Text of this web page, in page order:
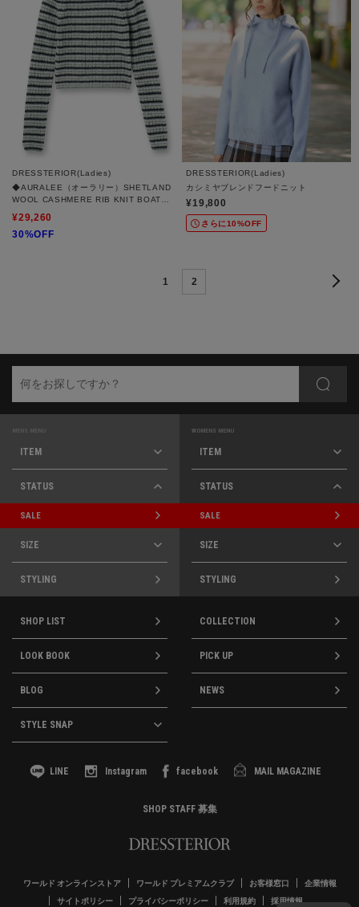
DRESSTERIOR(Ladies)
◆AURALEE（オーラリー）SHETLAND
WOOL CASHMERE RIB KNIT BOAT－
¥29,260
30%OFF
DRESSTERIOR(Ladies)
カシミヤブレンドフードニット
¥19,800
さらに10%OFF
1 2
MENS MENU
ITEM
STATUS
SALE
SIZE
STYLING
WOMENS MENU
ITEM
STATUS
SALE
SIZE
STYLING
SHOP LIST COLLECTION
LOOK BOOK PICK UP
BLOG NEWS
STYLE SNAP
LINE Instagram facebook MAIL MAGAZINE
SHOP STAFF 募集
ワールド オンラインストア ワールド プレミアムクラブ お客様窓口
企業情報
サイトポリシー
プライバシーポリシー 利用規約 採用情報